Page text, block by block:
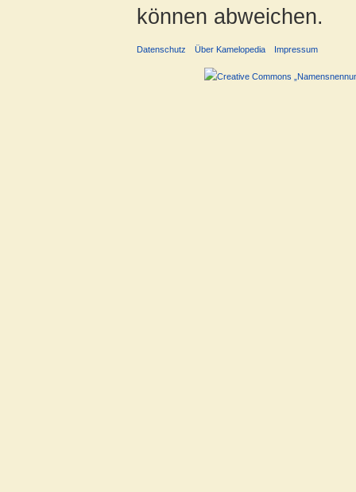
können abweichen.
Datenschutz Über Kamelopedia Impressum